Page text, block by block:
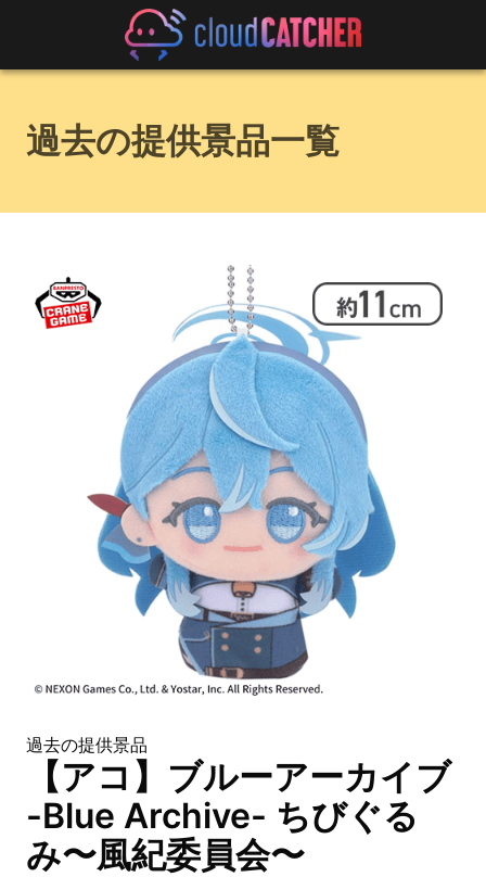
過去の提供景品一覧
過去の提供景品
【アコ】ブルーアーカイブ
-Blue Archive- ちびぐる
み〜風紀委員会〜